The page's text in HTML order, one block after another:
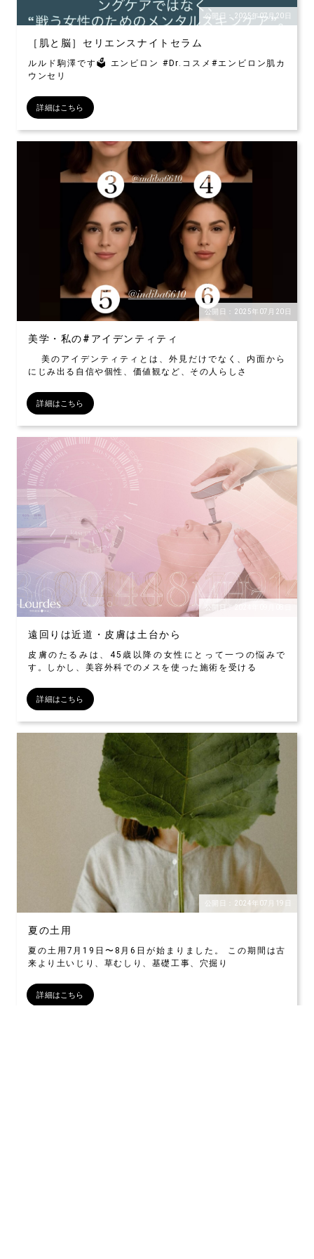
公開日：2025年07月20日
［肌と脳］セリエンスナイトセラム
ルルド駒澤です🗳️ エンビロン #Dr.コスメ#エンビロン肌カ
ウンセリ
詳細はこちら
公開日：2025年07月20日
美学・私の#アイデンティティ
美のアイデンティティとは、外見だけでなく、内面から
にじみ出る自信や個性、価値観など、その人らしさ
詳細はこちら
公開日：2024年09月08日
遠回りは近道・皮膚は土台から
皮膚のたるみは、45歳以降の女性にとって一つの悩みで
す。しかし、美容外科でのメスを使った施術を受ける
詳細はこちら
公開日：2024年07月19日
夏の土用
夏の土用7月19日〜8月6日が始まりました。 この期間は古
来より土いじり、草むしり、基礎工事、穴掘り
詳細はこちら